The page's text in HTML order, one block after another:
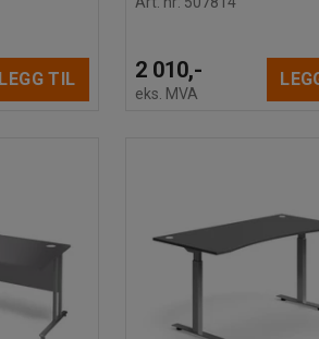
LEGG TIL 2 010,-
eks. MVA